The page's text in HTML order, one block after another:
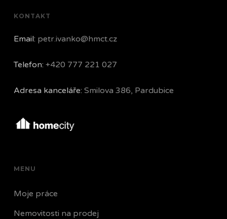
KONTAKT
Email: petr.ivanko@hmct.cz
Telefon: +420 777 221 027
Adresa kanceláře: Smilova 386, Pardubice
MENU
Moje práce
Nemovitosti na prodej